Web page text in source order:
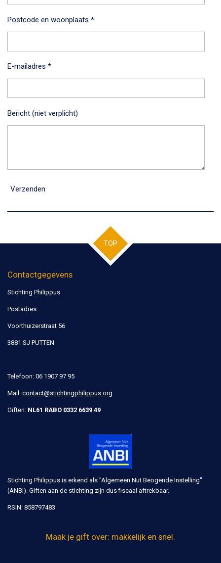
Postcode en woonplaats *
E-mailadres *
Bericht (niet verplicht)
Verzenden
TOP
Contactgegevens
Stichting Philippus
Postadres:
Voorthuizerstraat 56
3881 SJ PUTTEN
Telefoon: 06 1907 97 95
Mail: contact@stichtingphilippus.org
Giften: NL61 RABO 0332 6639 49
Stichting Philippus is erkend als "Algemeen Nut Beogende Instelling"
(ANBI). Giften aan de stichting zijn dus fiscaal aftrekbaar.
RSIN: 858797483
Maak je gift over: makkelijk en snel.